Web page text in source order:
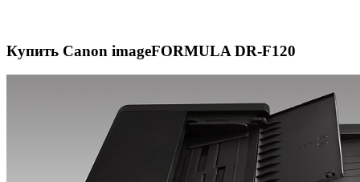
Купить Canon imageFORMULA DR-F120